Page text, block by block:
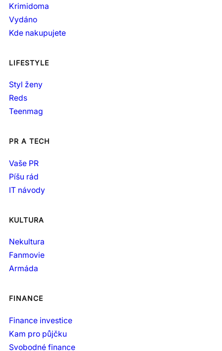
Krimidoma
Vydáno
Kde nakupujete
LIFESTYLE
Styl ženy
Reds
Teenmag
PR A TECH
Vaše PR
Píšu rád
IT návody
KULTURA
Nekultura
Fanmovie
Armáda
FINANCE
Finance investice
Kam pro půjčku
Svobodné finance